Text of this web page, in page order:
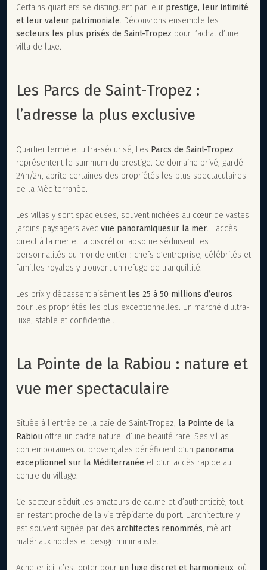
Certains quartiers se distinguent par leur prestige, leur intimité
et leur valeur patrimoniale. Découvrons ensemble les
secteurs les plus prisés de Saint-Tropez pour l’achat d’une
villa de luxe.
Les Parcs de Saint-Tropez :
l’adresse la plus exclusive
Quartier fermé et ultra-sécurisé, Les Parcs de Saint-Tropez
représentent le summum du prestige. Ce domaine privé, gardé
24h/24, abrite certaines des propriétés les plus spectaculaires
de la Méditerranée.
Les villas y sont spacieuses, souvent nichées au cœur de vastes
jardins paysagers avec vue panoramiquesur la mer. L’accès
direct à la mer et la discrétion absolue séduisent les
personnalités du monde entier : chefs d’entreprise, célébrités et
familles royales y trouvent un refuge de tranquillité.
Les prix y dépassent aisément les 25 à 50 millions d’euros
pour les propriétés les plus exceptionnelles. Un marché d’ultra-
luxe, stable et confidentiel.
La Pointe de la Rabiou : nature et
vue mer spectaculaire
Située à l’entrée de la baie de Saint-Tropez, la Pointe de la
Rabiou offre un cadre naturel d’une beauté rare. Ses villas
contemporaines ou provençales bénéficient d’un panorama
exceptionnel sur la Méditerranée et d’un accès rapide au
centre du village.
Ce secteur séduit les amateurs de calme et d’authenticité, tout
en restant proche de la vie trépidante du port. L’architecture y
est souvent signée par des architectes renommés, mêlant
matériaux nobles et design minimaliste.
Acheter ici, c’est opter pour un luxe discret et harmonieux , où